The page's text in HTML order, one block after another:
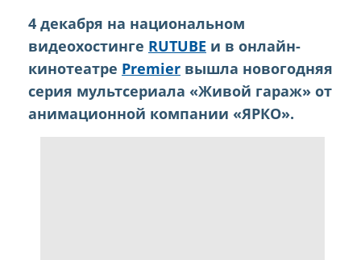
4 декабря на национальном
видеохостинге RUTUBE и в онлайн-
кинотеатре Premier вышла новогодняя
серия мультсериала «Живой гараж» от
анимационной компании «ЯРКО».